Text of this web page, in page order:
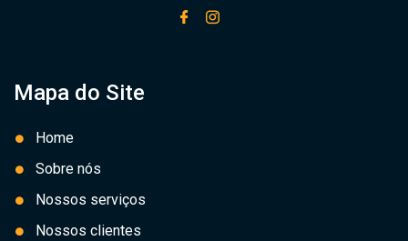
Mapa do Site
Home
Sobre nós
Nossos serviços
Nossos clientes